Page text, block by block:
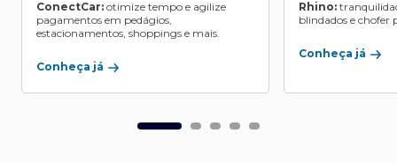
ConectCar: otimize tempo e agilize
pagamentos em pedágios,
estacionamentos, shoppings e mais.
Conheça já
Rhino:
blindados e chofer
Conheça já